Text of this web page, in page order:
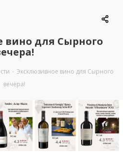
вино для Сырного
- Эксклюзивное вино для Сырного
вечера!